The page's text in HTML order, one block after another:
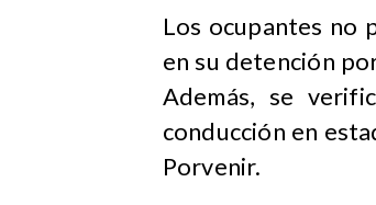
Los ocupantes no
en su detención
Además, se
conducción en
Porvenir.